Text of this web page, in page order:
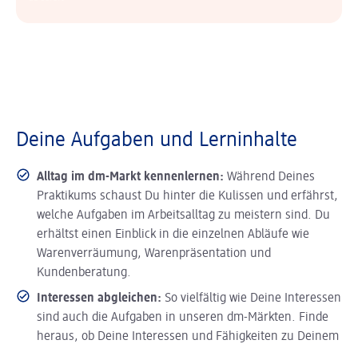
Deine Aufgaben und Lerninhalte
Alltag im dm-Markt kennenlernen: Während Deines
Praktikums schaust Du hinter die Kulissen und erfährst,
welche Aufgaben im Arbeitsalltag zu meistern sind. Du
erhältst einen Einblick in die einzelnen Abläufe wie
Warenverräumung, Warenpräsentation und
Kundenberatung.
Interessen abgleichen: So vielfältig wie Deine Interessen
sind auch die Aufgaben in unseren dm-Märkten. Finde
heraus, ob Deine Interessen und Fähigkeiten zu Deinem